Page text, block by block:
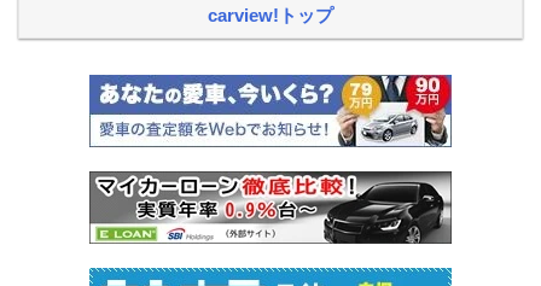
carview!トップ